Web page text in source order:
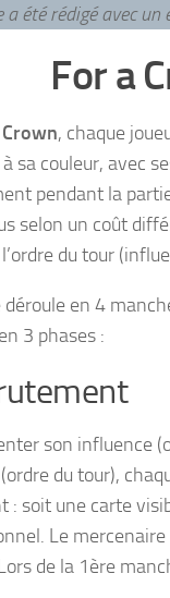
a été rédigé avec
For a
, chaque
sa couleur, avec
pendant la
selon un coût
du tour
déroule en 4
3 phases :
son influence
du tour),
: soit une carte
Le
de la 1ère